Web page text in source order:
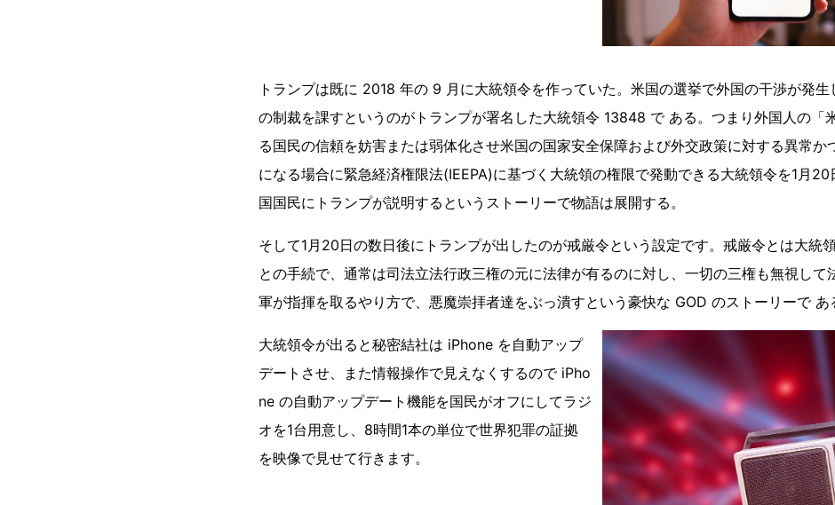
トランプは既に 2018 年の 9 月に大統領令を作っていた。米国の選挙で外国の干渉が発生
の制裁を課すというのがトランプが署名した大統領令 13848 で ある。つまり外国人の「
る国民の信頼を妨害または弱体化させ米国の国家安全保障および外交政策に対する異常か
になる場合に緊急経済権限法(IEEPA)に基づく大統領の権限で発動できる大統領令を1月
国国民にトランプが説明するというストーリーで物語は展開する。
そして1月20日の数日後にトランプが出したのが戒厳令という設定です。戒厳令とは大統
との手続で、通常は司法立法行政三権の元に法律が有るのに対し、一切の三権も無視して
軍が指揮を取るやり方で、悪魔崇拝者達をぶっ潰すという豪快な GOD のストーリーで あ
大統領令が出ると秘密結社は iPhone を自動アップ
デートさせ、また情報操作で見えなくするので iPho
ne の自動アップデート機能を国民がオフにしてラジ
オを1台用意し、8時間1本の単位で世界犯罪の証拠
を映像で見せて行きます。